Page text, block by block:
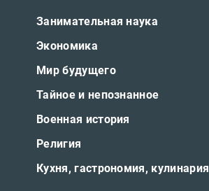
Занимательная наука
Экономика
Мир будущего
Тайное и непознанное
Военная история
Религия
Кухня, гастрономия, кулинария
история
Конспирология
Политика
Религия
Туризм